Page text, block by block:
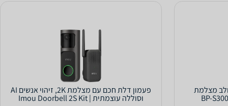
מצלמת פעמון דלת חכם עם מצלמת 2K, זיהוי אנשים AI
וסוללה עוצמתית | Imou Doorbell 2S Kit